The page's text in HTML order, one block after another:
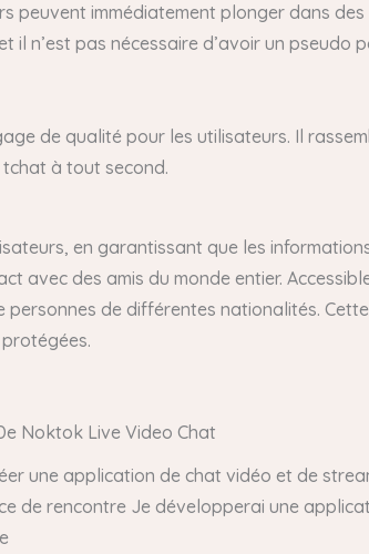
peuvent immédiatement plonger dans
n’est pas nécessaire d’avoir un pseudo
de qualité pour les utilisateurs. Il
à tout second.
en garantissant que les
avec des amis du monde entier.
de différentes nationalités.
Noktok Live Video Chat
une application de chat vidéo et de
de rencontre Je développerai une